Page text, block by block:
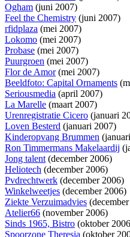
Ogham (juni 2007)
Feel the Chemistry (juni 2007)
rfidplaza (mei 2007)
Lokomo (mei 2007)
Probase (mei 2007)
Puurgroen (mei 2007)
Flor de Amor(mei 2007)
Beeldfoto: Capital Ornaments
Seriousmedia (april 2007)
La Marelle (maart 2007)
Urenregistratie Cicero (januari
Loven Besterd (januari 2007)
Kinderopvang Brummen
Ron Timmermans Makelaardij
Jong talent(december 2006)
Heliotech (december 2006)
Pvdrechtwerk (december 2006)
Winkelweetjes (december 2006)
Ziekte Verzuimadvies
Atelier66 (november 2006)
Sinds 1965, Bistro (oktober
Spoorzone Theresia (oktober